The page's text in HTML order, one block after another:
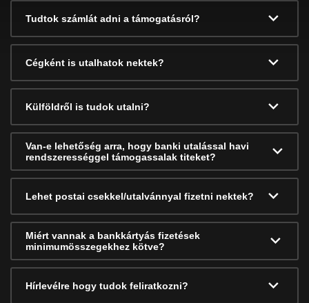
Tudtok számlát adni a támogatásról?
Cégként is utalhatok nektek?
Külföldről is tudok utalni?
Van-e lehetőség arra, hogy banki utalással havi
rendszerességgel támogassalak titeket?
Lehet postai csekkel/utalvánnyal fizetni nektek?
Miért vannak a bankkártyás fizetések
minimumösszegekhez kötve?
Hírlevélre hogy tudok feliratkozni?